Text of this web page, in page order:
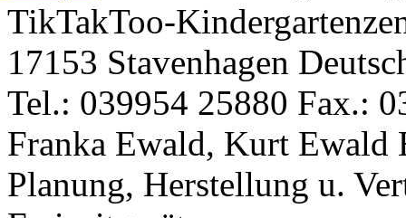
TikTakToo-
17153 Stavenhagen
Tel.: 039954 25880 Fax.:
Franka Ewald, Kurt Ewald
Planung, Herstellung u.